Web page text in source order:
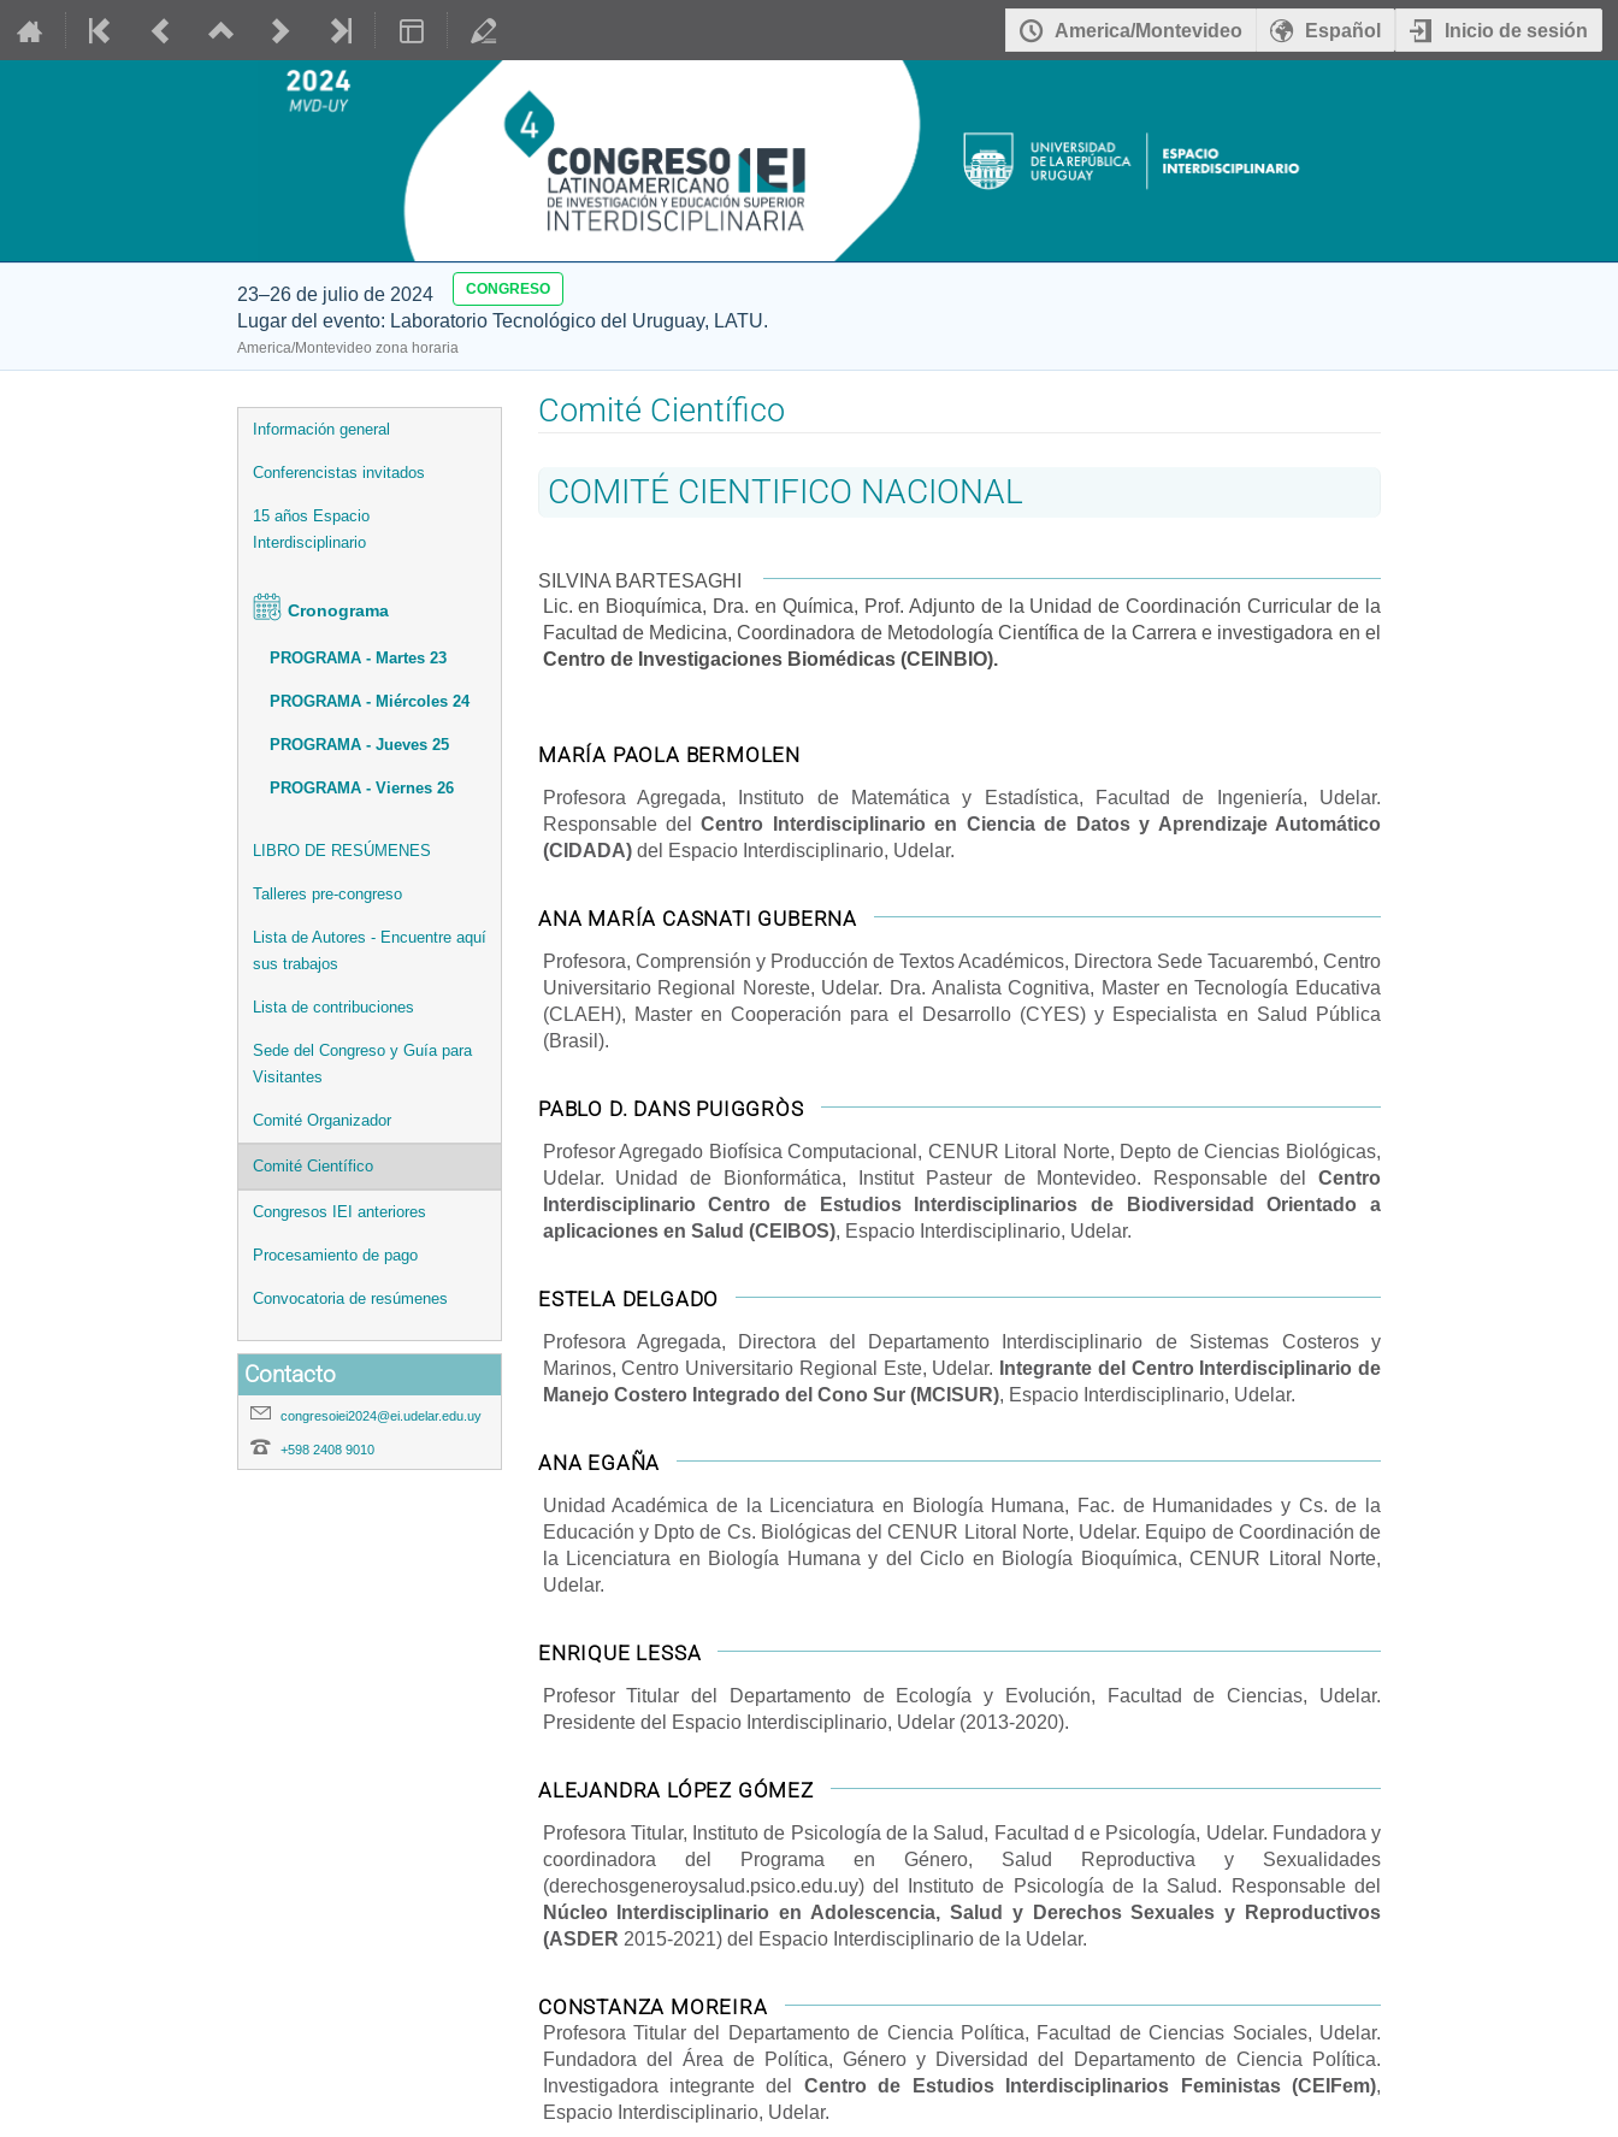
America/Montevideo Español Inicio de sesión
23–26 de julio de 2024 CONGRESO
Lugar del evento: Laboratorio Tecnológico del Uruguay, LATU.
America/Montevideo zona horaria
Event
menu
Información general
Conferencistas invitados
15 años Espacio
Interdisciplinario
Cronograma
PROGRAMA - Martes 23
PROGRAMA - Miércoles 24
PROGRAMA - Jueves 25
PROGRAMA - Viernes 26
LIBRO DE RESÚMENES
Talleres pre-congreso
Lista de Autores - Encuentre aquí
sus trabajos
Lista de contribuciones
Sede del Congreso y Guía para
Visitantes
Comité Organizador
Comité Científico
Congresos IEI anteriores
Procesamiento de pago
Convocatoria de resúmenes
Contacto
congresoiei2024@ei.udelar.edu.uy
+598 2408 9010
Comité Científico
COMITÉ CIENTIFICO NACIONAL
SILVINA BARTESAGHI
Lic. en Bioquímica, Dra. en Química, Prof. Adjunto de la Unidad de Coordinación Curricular de la
Facultad de Medicina, Coordinadora de Metodología Científica de la Carrera e investigadora en el
Centro de Investigaciones Biomédicas (CEINBIO).
MARÍA PAOLA BERMOLEN
Profesora Agregada, Instituto de Matemática y Estadística, Facultad de Ingeniería, Udelar.
Responsable delCentro Interdisciplinario en Ciencia de Datos y Aprendizaje Automático
(CIDADA)del Espacio Interdisciplinario, Udelar.
ANA MARÍA CASNATI GUBERNA
Profesora, Comprensión y Producción de Textos Académicos, Directora Sede Tacuarembó, Centro
Universitario Regional Noreste, Udelar. Dra. Analista Cognitiva, Master en Tecnología Educativa
(CLAEH), Master en Cooperación para el Desarrollo (CYES) y Especialista en Salud Pública
(Brasil).
PABLO D. DANS PUIGGRÒS
Profesor Agregado Biofísica Computacional, CENUR Litoral Norte, Depto de Ciencias Biológicas,
Udelar. Unidad de Bionformática, Institut Pasteur de Montevideo. Responsable del Centro
Interdisciplinario Centro de Estudios Interdisciplinarios de Biodiversidad Orientado a
aplicaciones en Salud (CEIBOS), Espacio Interdisciplinario, Udelar.
ESTELA DELGADO
Profesora Agregada, Directora del Departamento Interdisciplinario de Sistemas Costeros y
Marinos, Centro Universitario Regional Este, Udelar.
Integrante del Centro Interdisciplinario de
Manejo Costero Integrado del Cono Sur (MCISUR), Espacio Interdisciplinario, Udelar.
ANA EGAÑA
Unidad Académica de la Licenciatura en Biología Humana, Fac. de Humanidades y Cs. de la
Educación y Dpto de Cs. Biológicas del CENUR Litoral Norte, Udelar. Equipo de Coordinación de
la Licenciatura en Biología Humana y del Ciclo en Biología Bioquímica, CENUR Litoral Norte,
Udelar.
ENRIQUE LESSA
Profesor Titular del Departamento de Ecología y Evolución, Facultad de Ciencias, Udelar.
Presidente del Espacio Interdisciplinario, Udelar (2013-2020).
ALEJANDRA LÓPEZ GÓMEZ
Profesora Titular, Instituto de Psicología de la Salud, Facultad d e Psicología, Udelar. Fundadora y
coordinadora del Programa en Género, Salud Reproductiva y Sexualidades
(derechosgeneroysalud.psico.edu.uy) del Instituto de Psicología de la Salud. Responsable del
Núcleo Interdisciplinario en Adolescencia, Salud y Derechos Sexuales y Reproductivos
(ASDER 2015-2021) del Espacio Interdisciplinario de la Udelar.
CONSTANZA MOREIRA
Profesora Titular del Departamento de Ciencia Política, Facultad de Ciencias Sociales, Udelar.
Fundadora del Área de Política, Género y Diversidad del Departamento de Ciencia Política.
Investigadora integrante del Centro de Estudios Interdisciplinarios Feministas (CEIFem),
Espacio Interdisciplinario, Udelar.